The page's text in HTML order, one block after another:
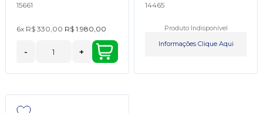
15661
6x R$ 330,00 R$ 1.980,00
- +
14465
Produto Indisponível
Informações Clique Aqui